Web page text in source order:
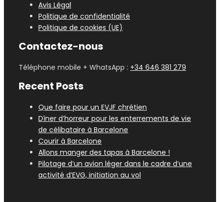
Avis Légal
Politique de confidentialité
Politique de cookies (UE)
Contactez-nous
Téléphone mobile + WhatsApp : +34 646 381 279
Recent Posts
Que faire pour un EVJF chrétien
Dîner d’horreur pour les enterrements de vie
de célibataire à Barcelone
Courir à Barcelone
Allons manger des tapas à Barcelone !
Pilotage d’un avion léger dans le cadre d’une
activité d’EVG, initiation au vol